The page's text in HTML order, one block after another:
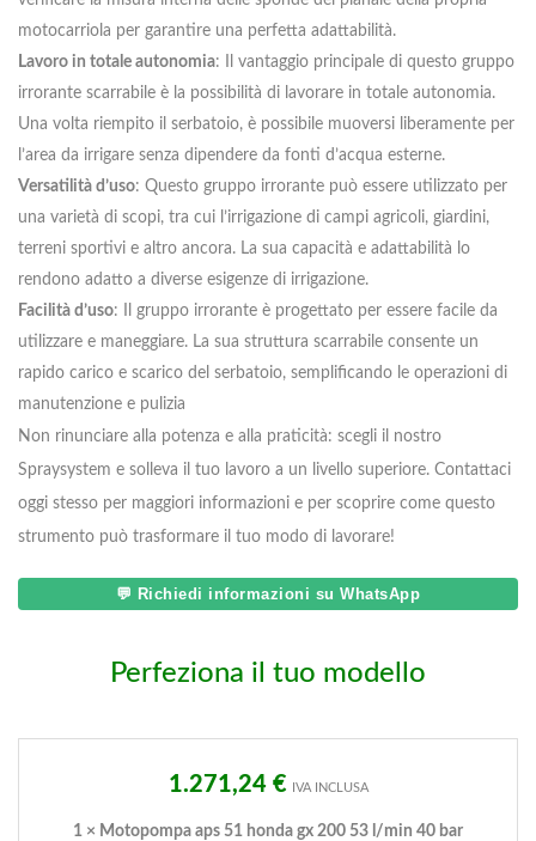
motocarriola per garantire una perfetta adattabilità.
Lavoro in totale autonomia: Il vantaggio principale di questo gruppo
irrorante scarrabile è la possibilità di lavorare in totale autonomia.
Una volta riempito il serbatoio, è possibile muoversi liberamente per
l’area da irrigare senza dipendere da fonti d’acqua esterne.
Versatilità d’uso: Questo gruppo irrorante può essere utilizzato per
una varietà di scopi, tra cui l’irrigazione di campi agricoli, giardini,
terreni sportivi e altro ancora. La sua capacità e adattabilità lo
rendono adatto a diverse esigenze di irrigazione.
Facilità d’uso: Il gruppo irrorante è progettato per essere facile da
utilizzare e maneggiare. La sua struttura scarrabile consente un
rapido carico e scarico del serbatoio, semplificando le operazioni di
manutenzione e pulizia
Non rinunciare alla potenza e alla praticità: scegli il nostro
Spraysystem e solleva il tuo lavoro a un livello superiore. Contattaci
oggi stesso per maggiori informazioni e per scoprire come questo
strumento può trasformare il tuo modo di lavorare!
💬 Richiedi informazioni su WhatsApp
Perfeziona il tuo modello
1 × Motopompa aps 51 honda gx 200 53 l/min 40 bar
1.271,24 € IVA INCLUSA